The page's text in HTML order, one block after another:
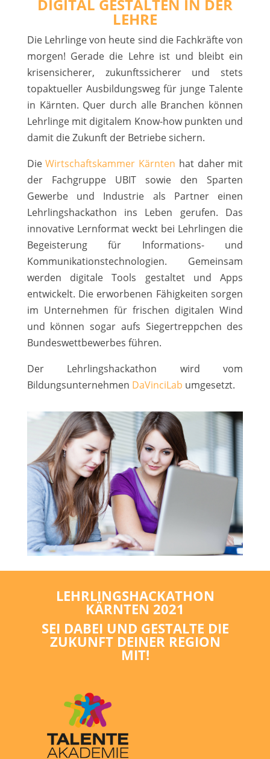
DIGITAL GESTALTEN IN DER
LEHRE
Die Lehrlinge von heute sind die Fachkräfte von
morgen! Gerade die Lehre ist und bleibt ein
krisensicherer, zukunftssicherer und stets
topaktueller Ausbildungsweg für junge Talente
in Kärnten. Quer durch alle Branchen können
Lehrlinge mit digitalem Know-how punkten und
damit die Zukunft der Betriebe sichern.
DieWirtschaftskammer Kärnten hat daher mit
der Fachgruppe UBIT sowie den Sparten
Gewerbe und Industrie als Partner einen
Lehrlingshackathon ins Leben gerufen. Das
innovative Lernformat weckt bei Lehrlingen die
Begeisterung für Informations- und
Kommunikationstechnologien. Gemeinsam
werden digitale Tools gestaltet und Apps
entwickelt. Die erworbenen Fähigkeiten sorgen
im Unternehmen für frischen digitalen Wind
und können sogar aufs Siegertreppchen des
Bundeswettbewerbes führen.
Der Lehrlingshackathon wird vom
Bildungsunternehmen DaVinciLab umgesetzt.
LEHRLINGSHACKATHON
KÄRNTEN 2021
SEI DABEI UND GESTALTE DIE
ZUKUNFT DEINER REGION
MIT!